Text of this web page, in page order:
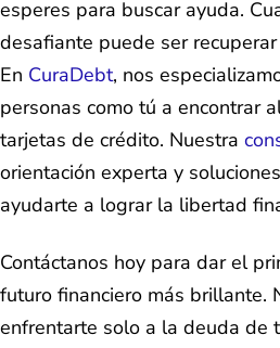
esperes para buscar ayuda.
desafiante puede ser
En CuraDebt, nos
personas como tú a encontrar
tarjetas de crédito. Nuestra
orientación experta y
ayudarte a lograr la libertad
Contáctanos hoy para dar el
futuro financiero más brillante.
enfrentarte solo a la deuda